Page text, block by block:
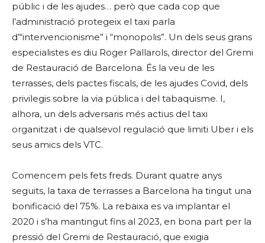
públic i de les ajudes… però que cada cop que
l’administració protegeix el taxi parla
d’“intervencionisme” i “monopolis”. Un dels seus grans
especialistes es diu Roger Pallarols, director del Gremi
de Restauració de Barcelona. És la veu de les
terrasses, dels pactes fiscals, de les ajudes Covid, dels
privilegis sobre la via pública i del tabaquisme. I,
alhora, un dels adversaris més actius del taxi
organitzat i de qualsevol regulació que limiti Uber i els
seus amics dels VTC.
Comencem pels fets freds. Durant quatre anys
seguits, la taxa de terrasses a Barcelona ha tingut una
bonificació del 75%. La rebaixa es va implantar el
2020 i s’ha mantingut fins al 2023, en bona part per la
pressió del Gremi de Restauració, que exigia